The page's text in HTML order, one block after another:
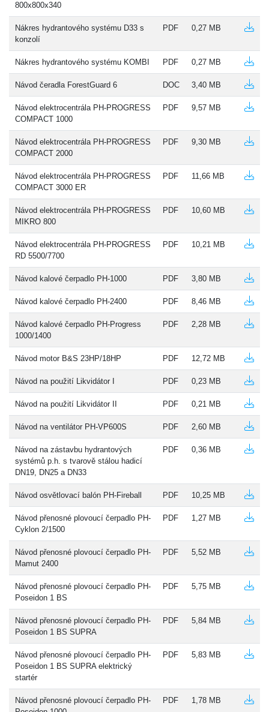
800x800x340
Nákres hydrantového systému D33 s
konzolí
PDF 0,27 MB
Nákres hydrantového systému KOMBI PDF 0,27 MB
Návod čeradla ForestGuard 6 DOC 3,40 MB
Návod elektrocentrála PH-PROGRESS
COMPACT 1000
PDF 9,57 MB
Návod elektrocentrála PH-PROGRESS
COMPACT 2000
PDF 9,30 MB
Návod elektrocentrála PH-PROGRESS
COMPACT 3000 ER
PDF 11,66 MB
Návod elektrocentrála PH-PROGRESS
MIKRO 800
PDF 10,60 MB
Návod elektrocentrála PH-PROGRESS
RD 5500/7700
PDF 10,21 MB
Návod kalové čerpadlo PH-1000 PDF 3,80 MB
Návod kalové čerpadlo PH-2400 PDF 8,46 MB
Návod kalové čerpadlo PH-Progress
1000/1400
PDF 2,28 MB
Návod motor B&S 23HP/18HP PDF 12,72 MB
Návod na použití Likvidátor I PDF 0,23 MB
Návod na použití Likvidátor II PDF 0,21 MB
Návod na ventilátor PH-VP600S PDF 2,60 MB
Návod na zástavbu hydrantových
systémů p.h. s tvarově stálou hadicí
DN19, DN25 a DN33
PDF 0,36 MB
Návod osvětlovací balón PH-Fireball PDF 10,25 MB
Návod přenosné plovoucí čerpadlo PH-
Cyklon 2/1500
PDF 1,27 MB
Návod přenosné plovoucí čerpadlo PH-
Mamut 2400
PDF 5,52 MB
Návod přenosné plovoucí čerpadlo PH-
Poseidon 1 BS
PDF 5,75 MB
Návod přenosné plovoucí čerpadlo PH-
Poseidon 1 BS SUPRA
PDF 5,84 MB
Návod přenosné plovoucí čerpadlo PH-
Poseidon 1 BS SUPRA elektrický
startér
PDF 5,83 MB
Návod přenosné plovoucí čerpadlo PH-
PDF 1,78 MB